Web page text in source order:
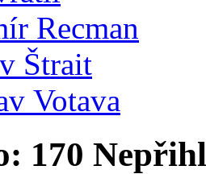
Recman
Štrait
Votava
170